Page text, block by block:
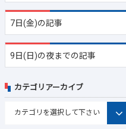
7日(金)の記事
9日(日)の夜までの記事
カテゴリアーカイブ